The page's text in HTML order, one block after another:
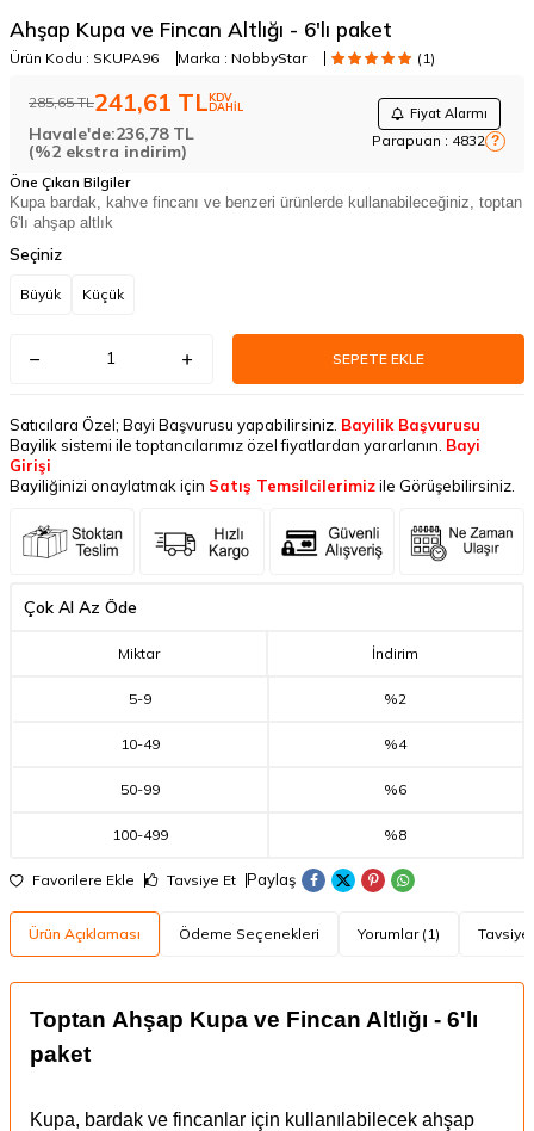
Ahşap Kupa ve Fincan Altlığı - 6'lı paket
Ürün Kodu : SKUPA96 Marka : NobbyStar (1)
285,65TL241,61 TLKDV
DAHİL Fiyat Alarmı
Parapuan : 4832 ?
Havale'de:236,78 TL
(%2 ekstra indirim)
Öne Çıkan Bilgiler
Kupa bardak, kahve fincanı ve benzeri ürünlerde kullanabileceğiniz, toptan
6'lı ahşap altlık
Seçiniz
Büyük Küçük
SEPETE EKLE
Satıcılara Özel; Bayi Başvurusu yapabilirsiniz. Bayilik Başvurusu
Bayilik sistemi ile toptancılarımız özel fiyatlardan yararlanın. Bayi
Girişi
Bayiliğinizi onaylatmak için Satış Temsilcilerimizile Görüşebilirsiniz.
Çok Al Az Öde
Miktar İndirim
5-9 %2
10-49 %4
50-99 %6
100-499 %8
Favorilere Ekle Tavsiye Et Paylaş
Ürün Açıklaması Ödeme Seçenekleri Yorumlar (1) Tavsiye
Toptan Ahşap Kupa ve Fincan Altlığı - 6'lı
paket
Kupa, bardak ve fincanlar için kullanılabilecek ahşap